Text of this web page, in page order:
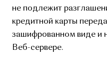
не подлежит
кредитной карты
зашифрованном виде и
Веб-сервере.